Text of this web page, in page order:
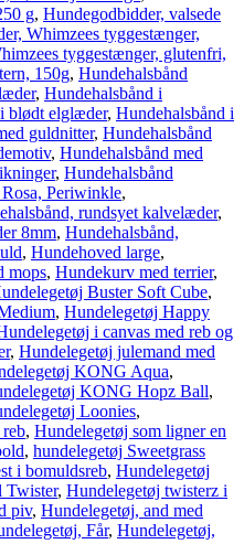
g, Hundegodbidder, valsede
Whimzees tyggestænger,
tyggestænger, glutenfri,
150g, Hundehalsbånd
, Hundehalsbånd i
blødt elglæder, Hundehalsbånd i
guldnitter, Hundehalsbånd
, Hundehalsbånd med
, Hundehalsbånd
Periwinkle,
rundsyet kalvelæder,
8mm, Hundehalsbånd,
, Hundehoved large,
mops, Hundekurv med terrier,
Buster Soft Cube,
, Hundelegetøj Happy
i canvas med reb og
, Hundelegetøj julemand med
KONG Aqua,
KONG Hopz Ball,
Loonies,
, Hundelegetøj som ligner en
, hundelegetøj Sweetgrass
i bomuldsreb, Hundelegetøj
Twister, Hundelegetøj twisterz i
piv, Hundelegetøj, and med
Får, Hundelegetøj,